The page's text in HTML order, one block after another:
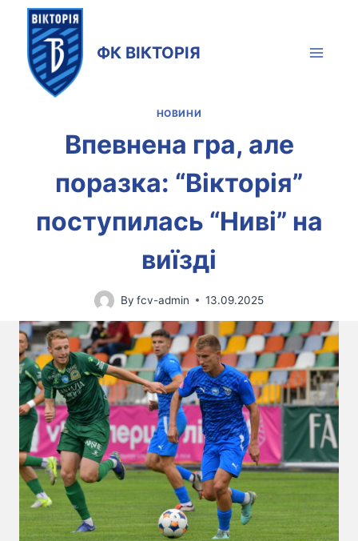
content
ФК ВІКТОРІЯ
НОВИНИ
Впевнена гра, але
поразка: “Вікторія”
поступилась “Ниві” на
виїзді
By fcv-admin 13.09.2025